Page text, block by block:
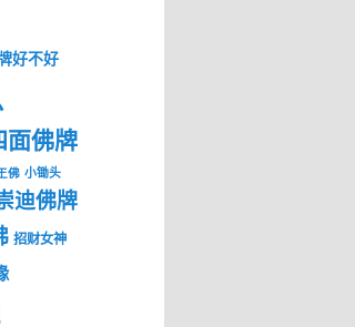
好不好
面佛牌
佛 小锄头
迪佛牌
招财女神